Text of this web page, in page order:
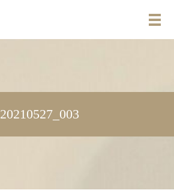
メ
20210527_003